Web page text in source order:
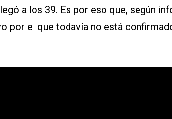
a los 39. Es por eso que, según
por el que todavía no está